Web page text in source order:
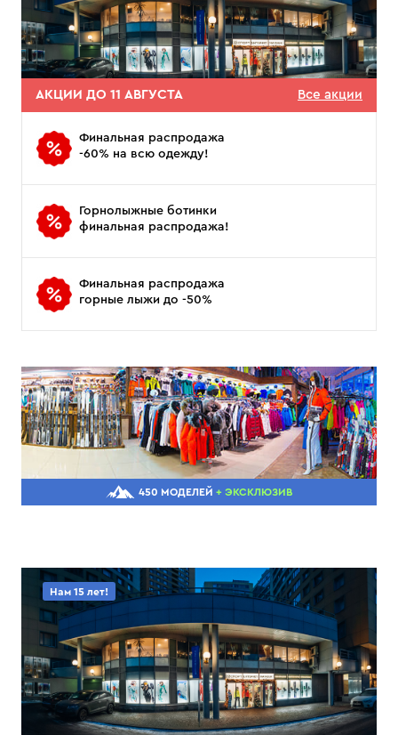
АКЦИИ ДО 11 АВГУСТА Все акции
Финальная распродажа
-60% на всю одежду!
Горнолыжные ботинки
финальная распродажа!
Финальная распродажа
горные лыжи до -50%
450 МОДЕЛЕЙ + ЭКСКЛЮЗИВ
Нам 15 лет!